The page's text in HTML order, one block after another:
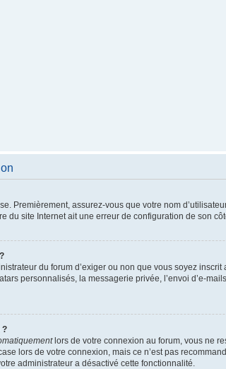
Premièrement, assurez-vous que votre nom
du site Internet ait une erreur de configuration de son
du forum d’exiger ou non que vous soyez
personnalisés, la messagerie privée, l’envoi d’e-
?
lors de votre connexion au forum, vous ne
lors de votre connexion, mais ce n’est pas
administrateur a désactivé cette fonctionnalité.